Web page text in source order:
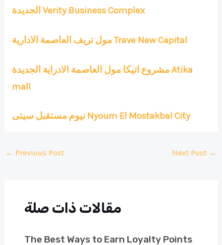
الجديدة Verity Business Complex
مول تريف العاصمة الادارية Trave New Capital
مشروع اتيكا مول العاصمة الادراية الجديدة Atika
mall
نيوم مستقبل سيتى Nyoum El Mostakbal City
Post
← Previous Post Next Post →
مقالات ذات صلة
The Best Ways to Earn Loyalty Points